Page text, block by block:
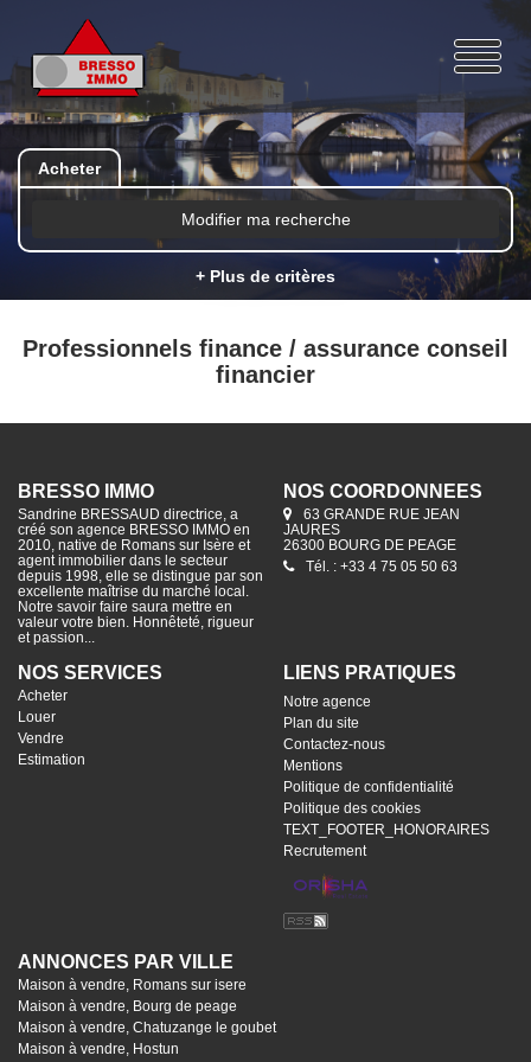
Acheter
Modifier ma recherche
+ Plus de critères
Professionnels finance / assurance conseil
financier
BRESSO IMMO
Sandrine BRESSAUD directrice, a
créé son agence BRESSO IMMO en
2010, native de Romans sur Isère et
agent immobilier dans le secteur
depuis 1998, elle se distingue par son
excellente maîtrise du marché local.
Notre savoir faire saura mettre en
valeur votre bien. Honnêteté, rigueur
et passion...
NOS COORDONNÉES
63 GRANDE RUE JEAN
JAURES
26300 BOURG DE PEAGE
Tél. : +33 4 75 05 50 63
NOS SERVICES
Acheter
Louer
Vendre
Estimation
LIENS PRATIQUES
Notre agence
Plan du site
Contactez-nous
Mentions
Politique de confidentialité
Politique des cookies
TEXT_FOOTER_HONORAIRES
Recrutement
ANNONCES PAR VILLE
Maison à vendre, Romans sur isere
Maison à vendre, Bourg de peage
Maison à vendre, Chatuzange le goubet
Maison à vendre, Hostun